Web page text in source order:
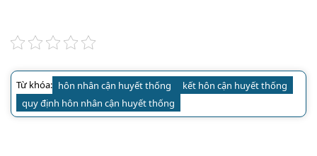
Từ khóa: hôn nhân cận huyết thống
kết hôn cận huyết thống
quy định hôn nhân cận huyết thống